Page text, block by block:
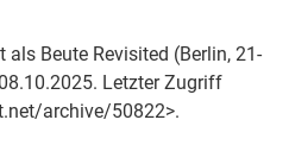
Beute Revisited (Berlin, 21-
Letzter Zugriff
archive/50822>.